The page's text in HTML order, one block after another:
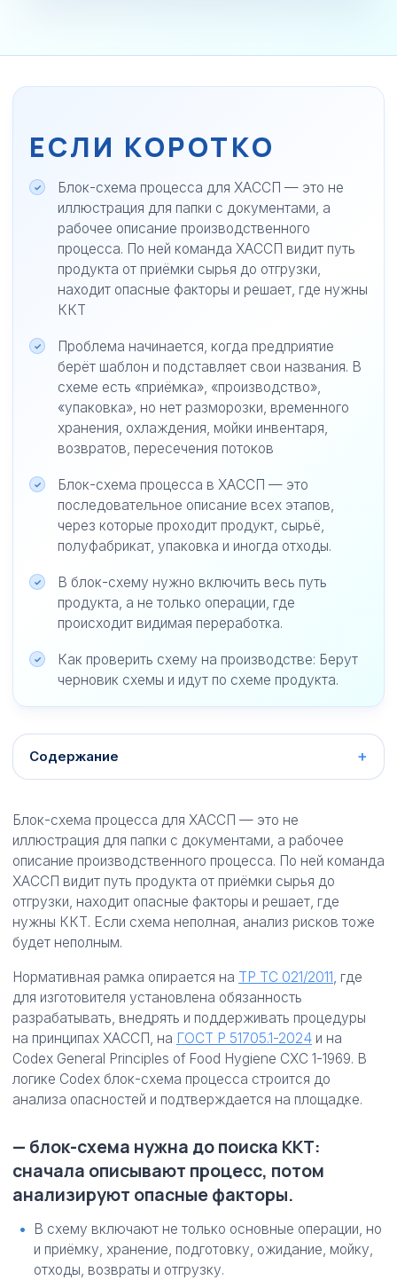
ЕСЛИ КОРОТКО
Блок-схема процесса для ХАССП — это не
иллюстрация для папки с документами, а
рабочее описание производственного
процесса. По ней команда ХАССП видит путь
продукта от приёмки сырья до отгрузки,
находит опасные факторы и решает, где нужны
ККТ
Проблема начинается, когда предприятие
берёт шаблон и подставляет свои названия. В
схеме есть «приёмка», «производство»,
«упаковка», но нет разморозки, временного
хранения, охлаждения, мойки инвентаря,
возвратов, пересечения потоков
Блок-схема процесса в ХАССП — это
последовательное описание всех этапов,
через которые проходит продукт, сырьё,
полуфабрикат, упаковка и иногда отходы.
В блок-схему нужно включить весь путь
продукта, а не только операции, где
происходит видимая переработка.
Как проверить схему на производстве: Берут
черновик схемы и идут по схеме продукта.
Содержание
Блок-схема процесса для ХАССП — это не
иллюстрация для папки с документами, а рабочее
описание производственного процесса. По ней команда
ХАССП видит путь продукта от приёмки сырья до
отгрузки, находит опасные факторы и решает, где
нужны ККТ. Если схема неполная, анализ рисков тоже
будет неполным.
Нормативная рамка опирается на ТР ТС 021/2011, где
для изготовителя установлена обязанность
разрабатывать, внедрять и поддерживать процедуры
на принципах ХАССП, на ГОСТ Р 51705.1-2024 и на
Codex General Principles of Food Hygiene CXC 1-1969. В
логике Codex блок-схема процесса строится до
анализа опасностей и подтверждается на площадке.
— блок-схема нужна до поиска ККТ:
сначала описывают процесс, потом
анализируют опасные факторы.
В схему включают не только основные операции, но
и приёмку, хранение, подготовку, ожидание, мойку,
отходы, возвраты и отгрузку.